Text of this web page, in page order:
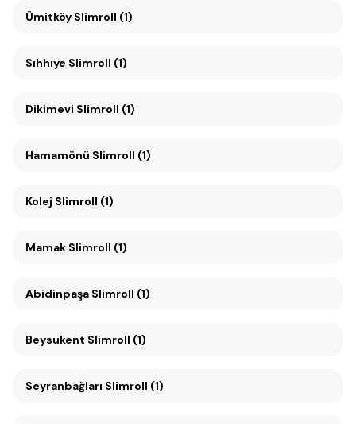
Ümitköy Slimroll (1)
Sıhhıye Slimroll (1)
Dikimevi Slimroll (1)
Hamamönü Slimroll (1)
Kolej Slimroll (1)
Mamak Slimroll (1)
Abidinpaşa Slimroll (1)
Beysukent Slimroll (1)
Seyranbağları Slimroll (1)